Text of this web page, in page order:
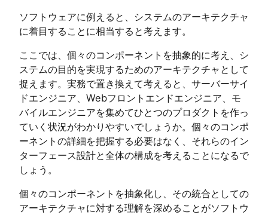
ソフトウェアに例えると、システムのアーキテクチャ
に着目することに相当すると考えます。
ここでは、個々のコンポーネントを抽象的に考え、シ
ステムの目的を実現するためのアーキテクチャとして
捉えます。実務で置き換えて考えると、サーバーサイ
ドエンジニア、Webフロントエンドエンジニア、モ
バイルエンジニアを集めてひとつのプロダクトを作っ
ていく状況がわかりやすいでしょうか。個々のコンポ
ーネントの詳細を把握する必要はなく、それらのイン
ターフェース設計と全体の構成を考えることになるで
しょう。
個々のコンポーネントを抽象化し、その統合としての
アーキテクチャに対する理解を深めることがソフトウ